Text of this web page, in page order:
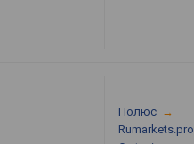
Полюс →
Rumarkets.pro